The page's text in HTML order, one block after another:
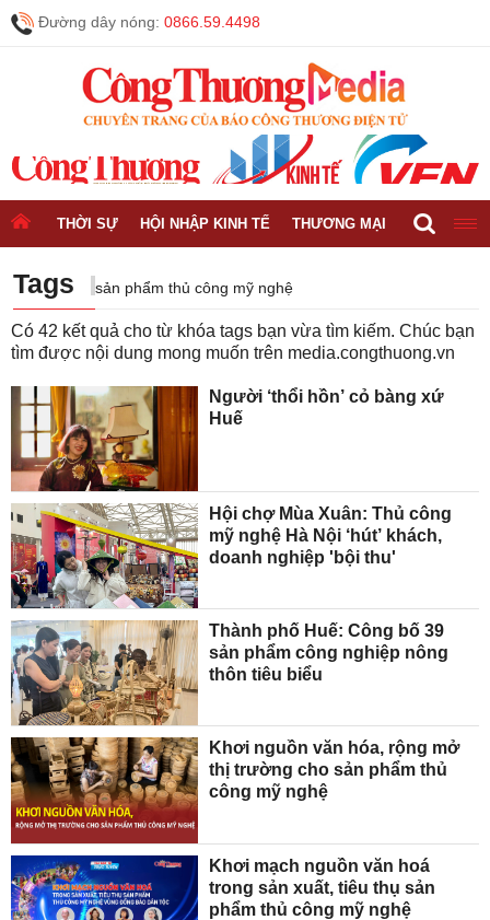
Đường dây nóng: 0866.59.4498
THỜI SỰ HỘI NHẬP KINH TẾ THƯƠNG MẠI CÔNG
Tags sản phẩm thủ công mỹ nghệ
Có 42 kết quả cho từ khóa tags bạn vừa tìm kiếm. Chúc bạn
tìm được nội dung mong muốn trên media.congthuong.vn
Người ‘thổi hồn’ cỏ bàng xứ
Huế
Hội chợ Mùa Xuân: Thủ công
mỹ nghệ Hà Nội ‘hút’ khách,
doanh nghiệp 'bội thu'
Thành phố Huế: Công bố 39
sản phẩm công nghiệp nông
thôn tiêu biểu
Khơi nguồn văn hóa, rộng mở
thị trường cho sản phẩm thủ
công mỹ nghệ
Khơi mạch nguồn văn hoá
trong sản xuất, tiêu thụ sản
phẩm thủ công mỹ nghệ